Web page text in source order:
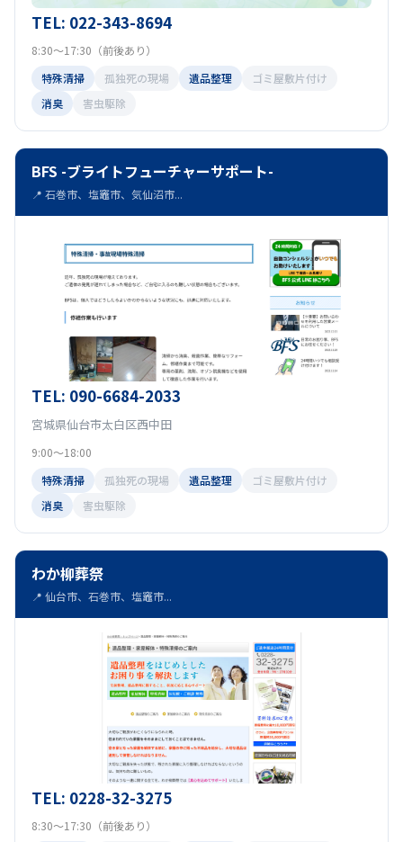
TEL: 022-343-8694
8:30～17:30（前後あり）
特殊清掃
孤独死の現場 遺品整理
ゴミ屋敷片付け
消臭
害虫駆除
BFS -ブライトフューチャーサポート-
📍 石巻市、塩竈市、気仙沼市...
TEL: 090-6684-2033
宮城県仙台市太白区西中田
9:00～18:00
特殊清掃
孤独死の現場 遺品整理
ゴミ屋敷片付け
消臭
害虫駆除
わか柳葬祭
📍 仙台市、石巻市、塩竈市...
TEL: 0228-32-3275
8:30～17:30（前後あり）